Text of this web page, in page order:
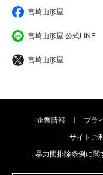
宮崎山形屋
宮崎山形屋 公式LINE
宮崎山形屋
企業情報 プラ
サイトご
暴力団排除条例に関